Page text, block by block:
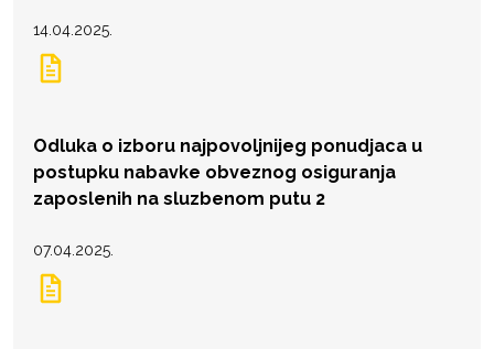
14.04.2025.
Odluka o izboru najpovoljnijeg ponudjaca u
postupku nabavke obveznog osiguranja
zaposlenih na sluzbenom putu 2
07.04.2025.